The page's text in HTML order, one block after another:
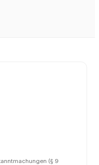
(§ 9